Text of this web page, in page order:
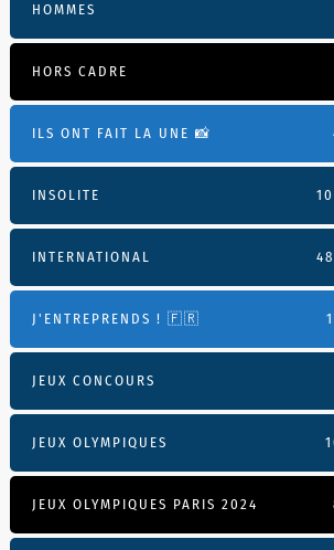
HOMMES
HORS CADRE
ILS ONT FAIT LA UNE 📸
INSOLITE
INTERNATIONAL
J'ENTREPRENDS ! 🇫🇷
JEUX CONCOURS
JEUX OLYMPIQUES
JEUX OLYMPIQUES PARIS 2024